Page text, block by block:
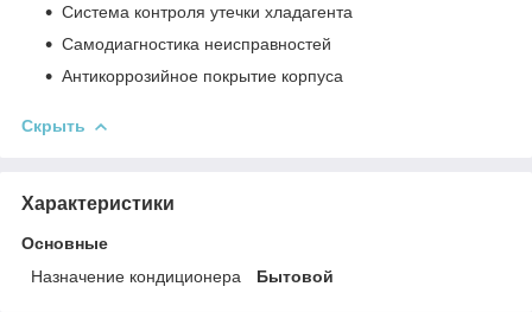
Система контроля утечки хладагента
Самодиагностика неисправностей
Антикоррозийное покрытие корпуса
Скрыть
Характеристики
Основные
Назначение кондиционера
Бытовой